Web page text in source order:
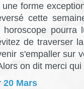
forme
cette
horoscope
de traverser
s'empaller sur
on dit merci qui
20 Mars